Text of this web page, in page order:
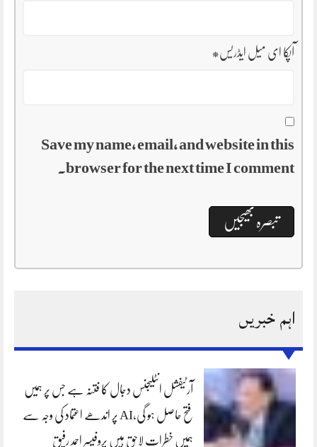
آپکا ای میل ایڈریس*
Save my name, email, and website in this
browser for the next time I comment.
اہم خبریں
آرٹیفشل انٹلیجنس دجال کا فتنہ ہے جس پر ہمیں
فتح حاصل ہو گی،AI پر اندھے اعتماد کی وجہ سے
ہمیں خطرات لاحق ہیں پروفیسر احمد رفیق